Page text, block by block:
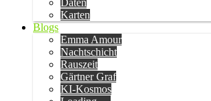
Daten
Karten
Blogs
Emma Amour
Nachtschicht
Rauszeit
Gärtner Graf
KI-Kosmos